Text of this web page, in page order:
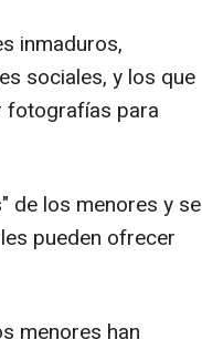
inmaduros,
sociales, y los que
fotografías para
de los menores y se
pueden ofrecer
menores han